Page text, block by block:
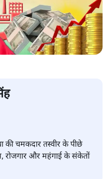
की चमकदार तस्वीर के पीछे
रोजगार और महंगाई के संकेतों